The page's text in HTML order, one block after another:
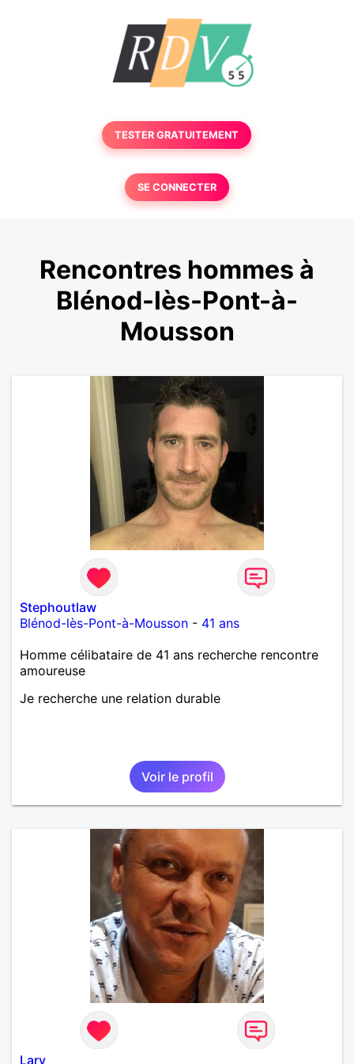
TESTER GRATUITEMENT
SE CONNECTER
Rencontres hommes à
Blénod-lès-Pont-à-
Mousson
Stephoutlaw
Blénod-lès-Pont-à-Mousson - 41 ans
Homme célibataire de 41 ans recherche rencontre
amoureuse
Je recherche une relation durable
Voir le profil
Lary